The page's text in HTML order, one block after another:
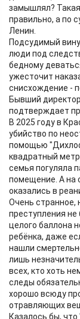
замышлял?
правильно, а по
Ленин.
Подсудимый
люди под
бедному
ужесточит
снисхождение -
Бывший
подтверждает
В 2025 году в
убийство по
помощью
квадратный
семья погуляла
помещение. А на
оказались в
Очень странное,
преступления
целого баллона
ребёнка, даже
нашли
лишь
всех, кто хоть
следы
хорошо всюду
отравляющих
Казалось бы,